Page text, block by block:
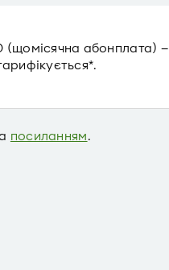
(щомісячна абонплата) –
посиланням.